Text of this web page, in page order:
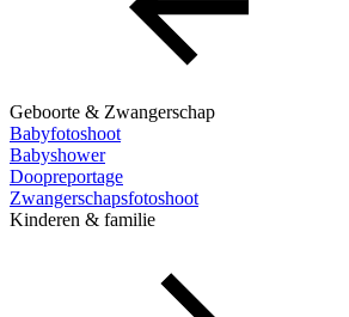
Geboorte & Zwangerschap
Babyfotoshoot
Babyshower
Doopreportage
Zwangerschapsfotoshoot
Kinderen & familie